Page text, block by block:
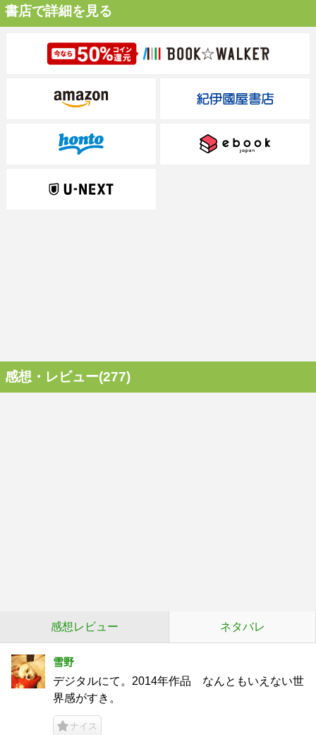
書店で詳細を見る
感想・レビュー(277)
感想レビュー ネタバレ
雪野
デジタルにて。2014年作品 なんともいえない世
界感がすき。
ナイス